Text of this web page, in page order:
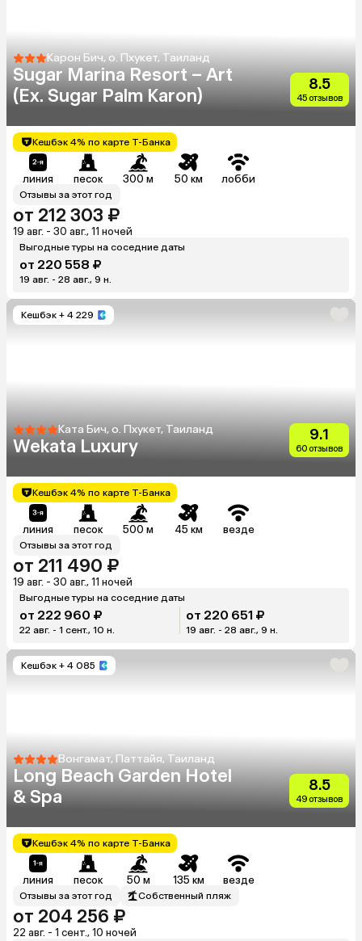
Карон Бич, о. Пхукет, Таиланд
Sugar Marina Resort – Art
(Ex. Sugar Palm Karon)
8.5
45 отзывов
Кешбэк 4% по карте Т-Банка
линия песок 300 м 50 км лобби
Отзывы за этот год
от 212 303 ₽
19 авг. - 30 авг., 11 ночей
Выгодные туры на соседние даты
от 220 558 ₽
19 авг. - 28 авг., 9 н.
Кешбэк + 4 229
Ката Бич, о. Пхукет, Таиланд
Wekata Luxury
9.1
60 отзывов
Кешбэк 4% по карте Т-Банка
линия песок 500 м 45 км везде
Отзывы за этот год
от 211 490 ₽
19 авг. - 30 авг., 11 ночей
Выгодные туры на соседние даты
от 222 960 ₽
22 авг. - 1 сент., 10 н.
от 220 651 ₽
19 авг. - 28 авг., 9 н.
Кешбэк + 4 085
Вонгамат, Паттайя, Таиланд
Long Beach Garden Hotel
& Spa
8.5
49 отзывов
Кешбэк 4% по карте Т-Банка
линия песок 50 м 135 км везде
Отзывы за этот год Собственный пляж
от 204 256 ₽
22 авг. - 1 сент., 10 ночей